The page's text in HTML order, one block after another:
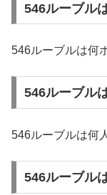
546ルーブル
546ルーブルは何
546ルーブル
546ルーブルは何
546ルーブル